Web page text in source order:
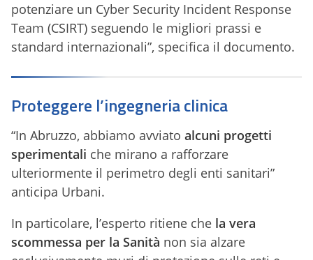
potenziare un Cyber Security Incident Response
Team (CSIRT) seguendo le migliori prassi e
standard internazionali”, specifica il documento.
Proteggere l’ingegneria clinica
“In Abruzzo, abbiamo avviato alcuni progetti
sperimentali che mirano a rafforzare
ulteriormente il perimetro degli enti sanitari”
anticipa Urbani.
In particolare, l’esperto ritiene che la vera
scommessa per la Sanità non sia alzare